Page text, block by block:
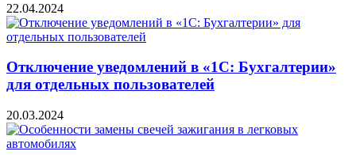
22.04.2024
Отключение уведомлений в «1С: Бухгалтерии»
для отдельных пользователей
20.03.2024